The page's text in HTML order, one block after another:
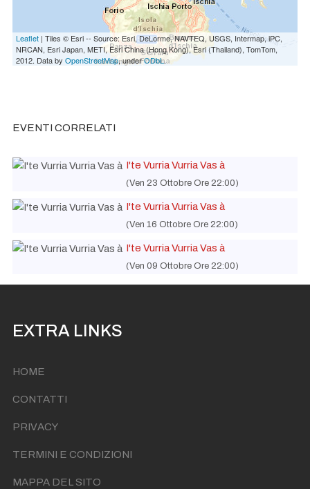
Leaflet | Tiles © Esri -- Source: Esri, DeLorme, NAVTEQ, USGS, Intermap, iPC,
NRCAN, Esri Japan, METI, Esri China (Hong Kong), Esri (Thailand), TomTom,
2012. Data by OpenStreetMap, underODbL.
EVENTI CORRELATI
I'te Vurria Vurria Vas à
(Ven 23 Ottobre Ore 22:00)
I'te Vurria Vurria Vas à
(Ven 16 Ottobre Ore 22:00)
I'te Vurria Vurria Vas à
(Ven 09 Ottobre Ore 22:00)
EXTRA LINKS
HOME
CONTATTI
PRIVACY
TERMINI E CONDIZIONI
MAPPA DEL SITO